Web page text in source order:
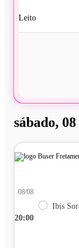
Leito
sábado,
20:00
08/08
Ibis